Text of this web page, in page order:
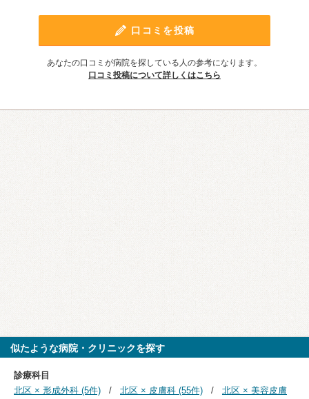
口コミを投稿
あなたの口コミが病院を探している人の参考になります。
口コミ投稿について詳しくはこちら
似たような病院・クリニックを探す
診療科目
北区 × 形成外科 (5件)
北区 × 皮膚科 (55件)
北区 × 美容皮膚